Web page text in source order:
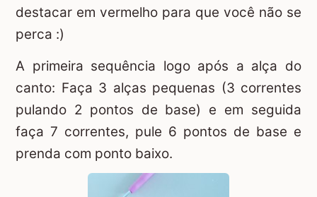
destacar em vermelho para que você não se
perca :)
A primeira sequência logo após a alça do
canto: Faça 3 alças pequenas (3 correntes
pulando 2 pontos de base) e em seguida
faça 7 correntes, pule 6 pontos de base e
prenda com ponto baixo.